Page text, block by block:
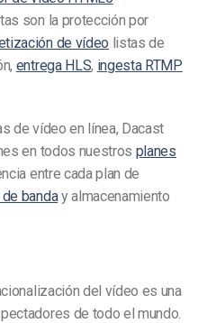
son la protección por
de vídeo listas de
entrega HLS, ingesta RTMP
de vídeo en línea, Dacast
en todos nuestros planes
entre cada plan de
banday almacenamiento
del vídeo es una
de todo el mundo.